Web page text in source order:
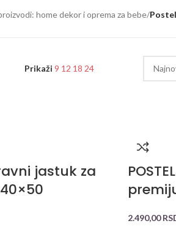
home dekor i oprema za bebe/
Prikaži 9 12 18 24
jastuk za
2.490,00